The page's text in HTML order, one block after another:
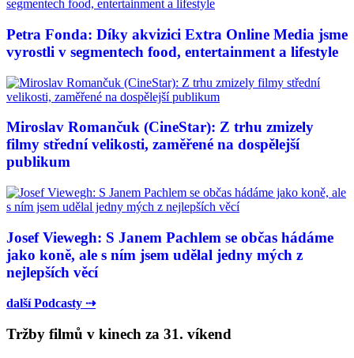
Petra Fonda: Díky akvizici Extra Online Media jsme
vyrostli v segmentech food, entertainment a lifestyle
Miroslav Romančuk (CineStar): Z trhu zmizely
filmy střední velikosti, zaměřené na dospělejší
publikum
Josef Viewegh: S Janem Pachlem se občas hádáme
jako koně, ale s ním jsem udělal jedny mých z
nejlepších věcí
další Podcasty ⇢
Tržby filmů v kinech za 31. víkend